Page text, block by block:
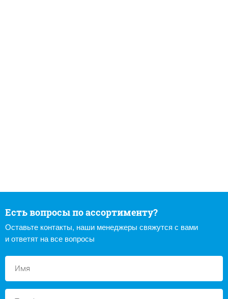
Есть вопросы по ассортименту?
Оставьте контакты, наши менеджеры свяжутся с вами
и ответят на все вопросы